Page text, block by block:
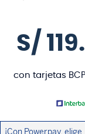
S/ 119.
con tarjetas